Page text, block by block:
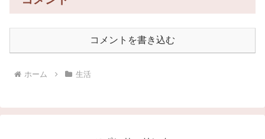
コメントを書き込む
ホーム 生活